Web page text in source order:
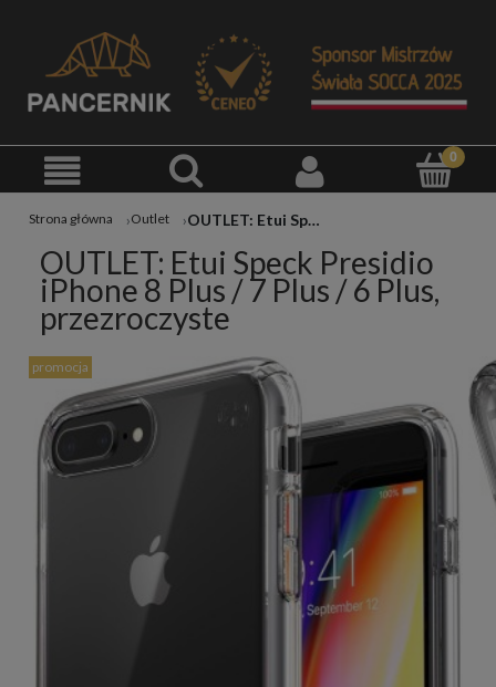
Strona główna Outlet OUTLET: Etui Speck Presidio iPhone 8 Plus / 7 Plus / 6 Plus, przezroczyste
OUTLET: Etui Speck Presidio
iPhone 8 Plus / 7 Plus / 6 Plus,
przezroczyste
promocja